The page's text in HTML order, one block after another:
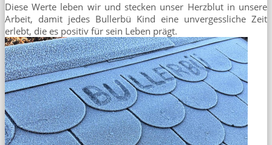
Diese Werte leben wir und stecken unser Herzblut in unsere
Arbeit, damit jedes Bullerbü Kind eine unvergessliche Zeit
erlebt, die es positiv für sein Leben prägt.